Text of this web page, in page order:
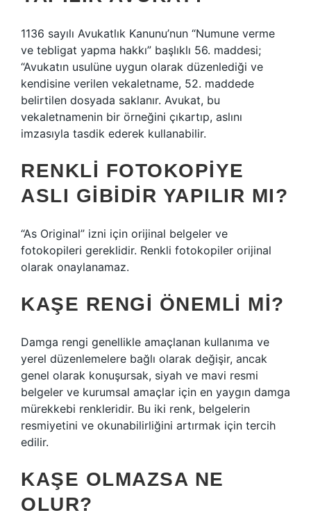
1136 sayılı Avukatlık Kanunu’nun “Numune verme
ve tebligat yapma hakkı” başlıklı 56. maddesi;
“Avukatın usulüne uygun olarak düzenlediği ve
kendisine verilen vekaletname, 52. maddede
belirtilen dosyada saklanır. Avukat, bu
vekaletnamenin bir örneğini çıkartıp, aslını
imzasıyla tasdik ederek kullanabilir.
RENKLI FOTOKOPIYE
ASLI GIBIDIR YAPILIR MI?
“As Original” izni için orijinal belgeler ve
fotokopileri gereklidir. Renkli fotokopiler orijinal
olarak onaylanamaz.
KAŞE RENGI ÖNEMLI MI?
Damga rengi genellikle amaçlanan kullanıma ve
yerel düzenlemelere bağlı olarak değişir, ancak
genel olarak konuşursak, siyah ve mavi resmi
belgeler ve kurumsal amaçlar için en yaygın damga
mürekkebi renkleridir. Bu iki renk, belgelerin
resmiyetini ve okunabilirliğini artırmak için tercih
edilir.
KAŞE OLMAZSA NE
OLUR?